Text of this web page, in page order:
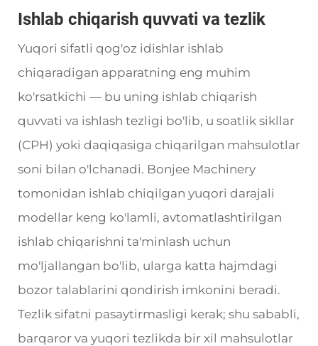
Ishlab chiqarish quvvati va tezlik
Yuqori sifatli qog'oz idishlar ishlab
chiqaradigan apparatning eng muhim
ko'rsatkichi — bu uning ishlab chiqarish
quvvati va ishlash tezligi bo'lib, u soatlik sikllar
(CPH) yoki daqiqasiga chiqarilgan mahsulotlar
soni bilan o'lchanadi. Bonjee Machinery
tomonidan ishlab chiqilgan yuqori darajali
modellar keng ko'lamli, avtomatlashtirilgan
ishlab chiqarishni ta'minlash uchun
mo'ljallangan bo'lib, ularga katta hajmdagi
bozor talablarini qondirish imkonini beradi.
Tezlik sifatni pasaytirmasligi kerak; shu sababli,
barqaror va yuqori tezlikda bir xil mahsulotlar